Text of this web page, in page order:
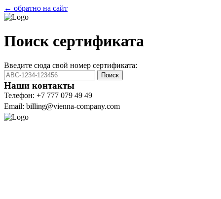
← обратно на сайт
Поиск сертификата
Введите сюда свой номер сертификата:
Поиск
Наши контакты
Телефон: +7 777 079 49 49
Email: billing@vienna-company.com